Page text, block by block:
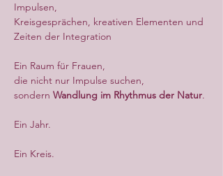
Impulsen,
Kreisgesprächen, kreativen Elementen und
Zeiten der Integration
Ein Raum für Frauen,
die nicht nur Impulse suchen,
sondern Wandlung im Rhythmus der Natur.
Ein Jahr.
Ein Kreis.